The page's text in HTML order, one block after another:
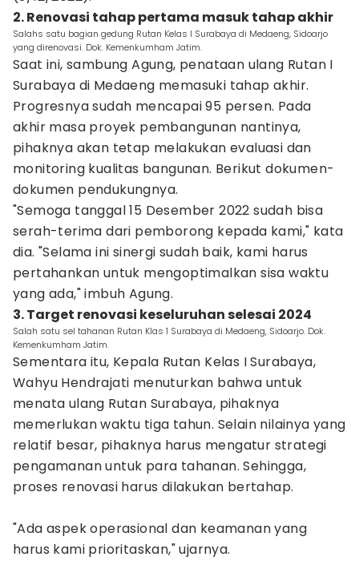
2. Renovasi tahap pertama masuk tahap akhir
Salahs satu bagian gedung Rutan Kelas I Surabaya di Medaeng, Sidoarjo
yang direnovasi. Dok. Kemenkumham Jatim.
Saat ini, sambung Agung, penataan ulang Rutan I
Surabaya di Medaeng memasuki tahap akhir.
Progresnya sudah mencapai 95 persen. Pada
akhir masa proyek pembangunan nantinya,
pihaknya akan tetap melakukan evaluasi dan
monitoring kualitas bangunan. Berikut dokumen-
dokumen pendukungnya.
"Semoga tanggal 15 Desember 2022 sudah bisa
serah-terima dari pemborong kepada kami," kata
dia. "Selama ini sinergi sudah baik, kami harus
pertahankan untuk mengoptimalkan sisa waktu
yang ada," imbuh Agung.
3. Target renovasi keseluruhan selesai 2024
Salah satu sel tahanan Rutan Klas 1 Surabaya di Medaeng, Sidoarjo. Dok.
Kemenkumham Jatim.
Sementara itu, Kepala Rutan Kelas I Surabaya,
Wahyu Hendrajati menuturkan bahwa untuk
menata ulang Rutan Surabaya, pihaknya
memerlukan waktu tiga tahun. Selain nilainya yang
relatif besar, pihaknya harus mengatur strategi
pengamanan untuk para tahanan. Sehingga,
proses renovasi harus dilakukan bertahap.
"Ada aspek operasional dan keamanan yang
harus kami prioritaskan," ujarnya.